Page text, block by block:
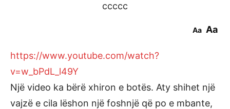
ccccc
Aa Aa
https://www.youtube.com/watch?
v=w_bPdL_l49Y
Një video ka bërë xhiron e botës. Aty shihet një
vajzë e cila lëshon një foshnjë që po e mbante,